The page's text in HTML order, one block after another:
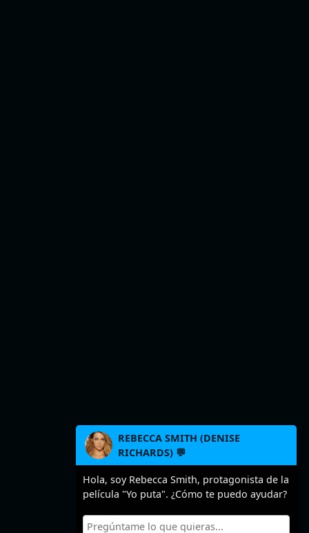
REBECCA SMITH (DENISE
RICHARDS) 💬
Hola, soy Rebecca Smith, protagonista de la
película "Yo puta". ¿Cómo te puedo ayudar?